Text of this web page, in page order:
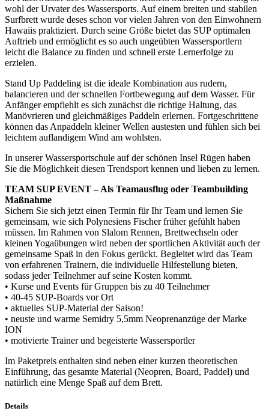
wohl der Urvater des Wassersports. Auf einem breiten und stabilen
Surfbrett wurde deses schon vor vielen Jahren von den Einwohnern
Hawaiis praktiziert. Durch seine Größe bietet das SUP optimalen
Auftrieb und ermöglicht es so auch ungeübten Wassersportlern
leicht die Balance zu finden und schnell erste Lernerfolge zu
erzielen.
Stand Up Paddeling ist die ideale Kombination aus rudern,
balancieren und der schnellen Fortbewegung auf dem Wasser. Für
Anfänger empfiehlt es sich zunächst die richtige Haltung, das
Manövrieren und gleichmäßiges Paddeln erlernen. Fortgeschrittene
können das Anpaddeln kleiner Wellen austesten und fühlen sich bei
leichtem auflandigem Wind am wohlsten.
In unserer Wassersportschule auf der schönen Insel Rügen haben
Sie die Möglichkeit diesen Trendsport kennen und lieben zu lernen.
TEAM SUP EVENT – Als Teamausflug oder Teambuilding
Maßnahme
Sichern Sie sich jetzt einen Termin für Ihr Team und lernen Sie
gemeinsam, wie sich Polynesiens Fischer früher gefühlt haben
müssen. Im Rahmen von Slalom Rennen, Brettwechseln oder
kleinen Yogaübungen wird neben der sportlichen Aktivität auch der
gemeinsame Spaß in den Fokus gerückt. Begleitet wird das Team
von erfahrenen Trainern, die individuelle Hilfestellung bieten,
sodass jeder Teilnehmer auf seine Kosten kommt.
• Kurse und Events für Gruppen bis zu 40 Teilnehmer
• 40-45 SUP-Boards vor Ort
• aktuelles SUP-Material der Saison!
• neuste und warme Semidry 5,5mm Neoprenanzüge der Marke
ION
• motivierte Trainer und begeisterte Wassersportler
Im Paketpreis enthalten sind neben einer kurzen theoretischen
Einführung, das gesamte Material (Neopren, Board, Paddel) und
natürlich eine Menge Spaß auf dem Brett.
Details